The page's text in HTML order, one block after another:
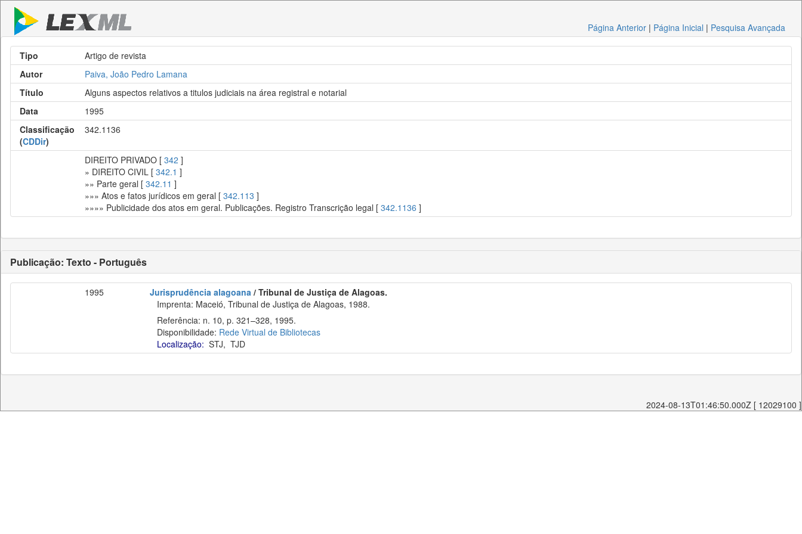
Página Anterior | Página Inicial | Pesquisa Avançada
Tipo
Artigo de revista
Autor
Paiva, João Pedro Lamana
Título
Alguns aspectos relativos a titulos judiciais na área registral e notarial
Data
1995
Classificação
(CDDir)
342.1136
DIREITO PRIVADO [ 342 ]
» DIREITO CIVIL [ 342.1 ]
»» Parte geral [ 342.11 ]
»»» Atos e fatos jurídicos em geral [ 342.113 ]
»»»» Publicidade dos atos em geral. Publicações. Registro Transcrição legal [ 342.1136 ]
Publicação: Texto - Português
1995 Jurisprudência alagoana / Tribunal de Justiça de Alagoas.
Imprenta: Maceió, Tribunal de Justiça de Alagoas, 1988.
Referência: n. 10, p. 321–328, 1995.
Disponibilidade: Rede Virtual de Bibliotecas
Localização: STJ, TJD
2024-08-13T01:46:50.000Z [ 12029100 ]